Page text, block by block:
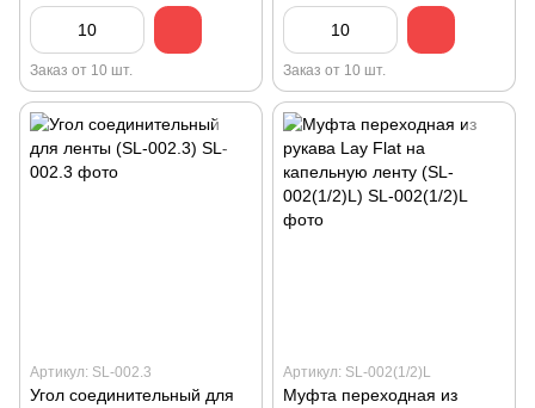
Заказ от 10 шт. Заказ от 10 шт.
Артикул: SL-002.3
Угол соединительный для
Артикул: SL-002(1/2)L
Муфта переходная из